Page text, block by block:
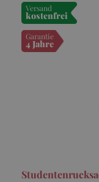
Versand
kostenfrei
Garantie
4 Jahre
Unbedingt
Ohne die
kann die
verwendet